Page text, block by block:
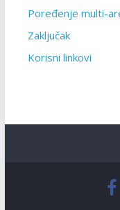
Poređenje multi-
Zaključak
Korisni linkovi